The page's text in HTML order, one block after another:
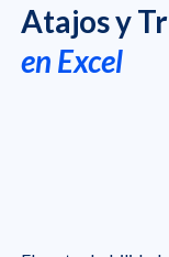
Atajos y
en Excel